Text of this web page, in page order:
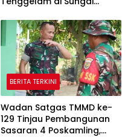
BERITA TERKINI
Wadan Satgas TMMD ke-
129 Tinjau Pembangunan
Sasaran 4 Poskamling,